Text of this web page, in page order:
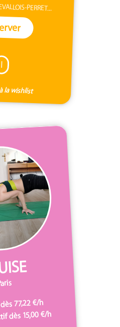
PERRET...
I
la wishlist
77,22 €/h
dès 15,00 €/h